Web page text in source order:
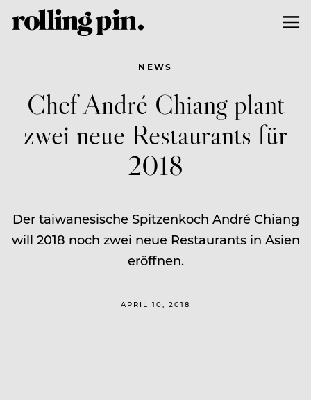
NEWS
Chef André Chiang plant
zwei neue Restaurants für
2018
Der taiwanesische Spitzenkoch André Chiang
will 2018 noch zwei neue Restaurants in Asien
eröffnen.
APRIL 10, 2018